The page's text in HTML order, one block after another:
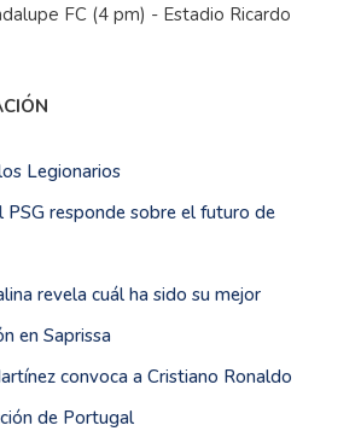
FC (4 pm) - Estadio Ricardo
Legionarios
PSG responde sobre el futuro de
revela cuál ha sido su mejor
en Saprissa
convoca a Cristiano Ronaldo
de Portugal